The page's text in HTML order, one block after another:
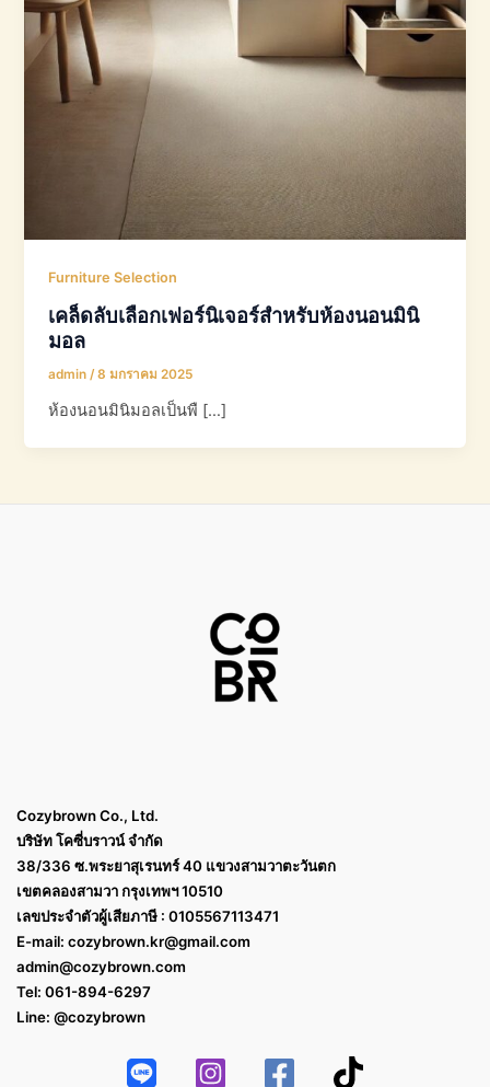
Furniture Selection
เคล็ดลับเลือกเฟอร์นิเจอร์สำหรับห้องนอนมินิ
มอล
admin /8 มกราคม 2025
ห้องนอนมินิมอลเป็นพื […]
Cozybrown Co., Ltd.
บริษัท โคซี่บราวน์ จำกัด
38/336 ซ.พระยาสุเรนทร์ 40 แขวงสามวาตะวันตก
เขตคลองสามวา กรุงเทพฯ 10510
เลขประจำตัวผู้เสียภาษี : 0105567113471
E-mail: cozybrown.kr@gmail.com
admin@cozybrown.com
Tel: 061-894-6297
Line: @cozybrown